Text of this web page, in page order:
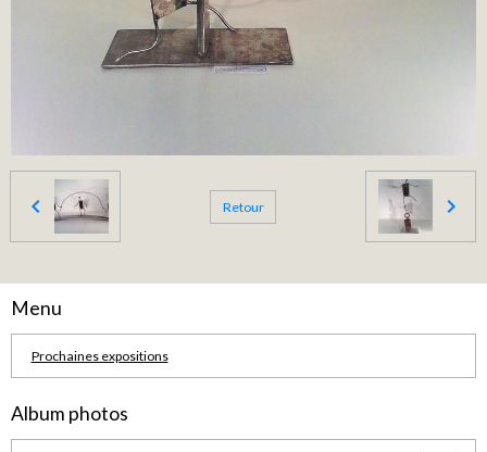
Retour
Menu
Prochaines expositions
Album photos